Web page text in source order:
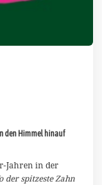
den Himmel hinauf
Jahren in der
der spitzeste Zahn